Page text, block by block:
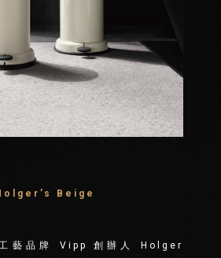
Beige
藝品牌 Vipp 創辦人 Holger